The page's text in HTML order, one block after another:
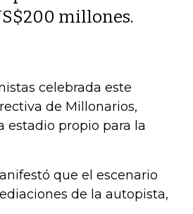
millones.
celebrada este
de Millonarios,
estadio propio para la
que el escenario
de la autopista,